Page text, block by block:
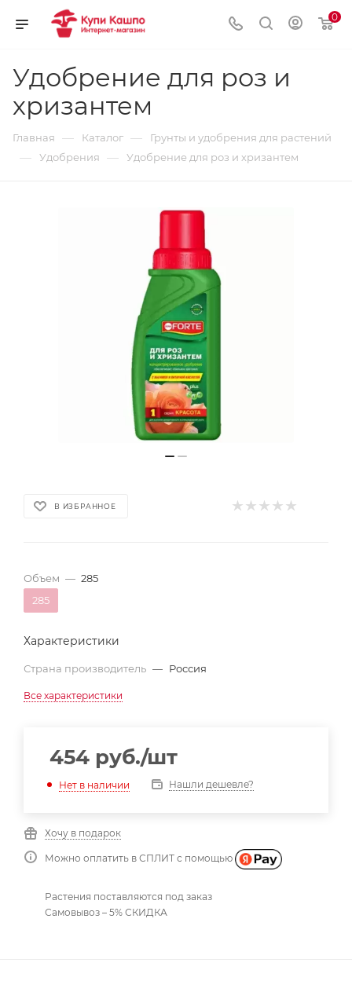
0
Удобрение для роз и
хризантем
Главная — Каталог — Грунты и удобрения для растений
— Удобрения — Удобрение для роз и хризантем
В ИЗБРАННОЕ
Объем — 285
285
Характеристики
Страна производитель — Россия
Все характеристики
454 руб./шт
Нет в наличии Нашли дешевле?
Хочу в подарок
Можно оплатить в СПЛИТ с помощью
Растения поставляются под заказ
Самовывоз – 5% СКИДКА